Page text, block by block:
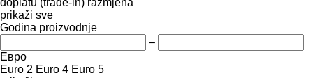
prikaži sve
Godina proizvodnje
–
Евро
Euro 2 Euro 4 Euro 5